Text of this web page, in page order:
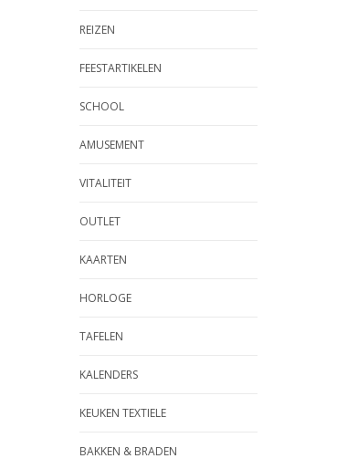
REIZEN
FEESTARTIKELEN
SCHOOL
AMUSEMENT
VITALITEIT
OUTLET
KAARTEN
HORLOGE
TAFELEN
KALENDERS
KEUKEN TEXTIELE
BAKKEN & BRADEN